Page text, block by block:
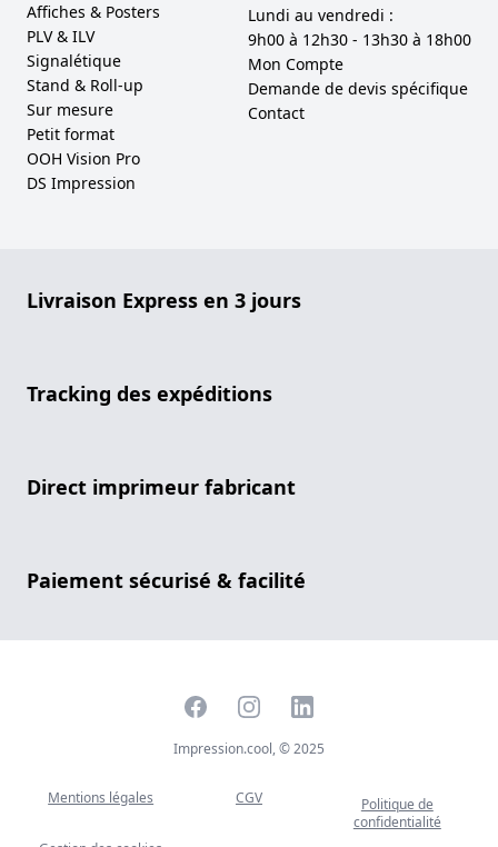
Affiches & Posters
PLV & ILV
Signalétique
Stand & Roll-up
Sur mesure
Petit format
OOH Vision Pro
DS Impression
Lundi au vendredi :
9h00 à 12h30 - 13h30 à 18h00
Mon Compte
Demande de devis spécifique
Contact
Livraison Express en 3 jours
Tracking des expéditions
Direct imprimeur fabricant
Paiement sécurisé & facilité
FacebookInstagramLinkedIn
Impression.cool, © 2025
Mentions légales CGV
Politique de
confidentialité